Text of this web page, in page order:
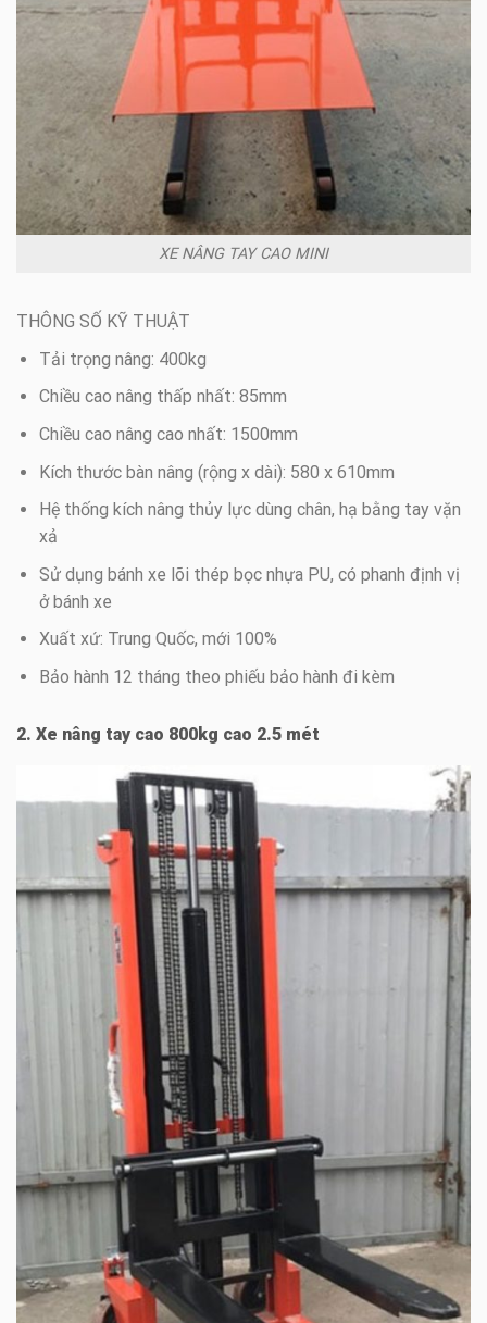
XE NÂNG TAY CAO MINI
THÔNG SỐ KỸ THUẬT
Tải trọng nâng: 400kg
Chiều cao nâng thấp nhất: 85mm
Chiều cao nâng cao nhất: 1500mm
Kích thước bàn nâng (rộng x dài): 580 x 610mm
Hệ thống kích nâng thủy lực dùng chân, hạ bằng tay vặn
xả
Sử dụng bánh xe lõi thép bọc nhựa PU, có phanh định vị
ở bánh xe
Xuất xứ: Trung Quốc, mới 100%
Bảo hành 12 tháng theo phiếu bảo hành đi kèm
2. Xe nâng tay cao 800kg cao 2.5 mét